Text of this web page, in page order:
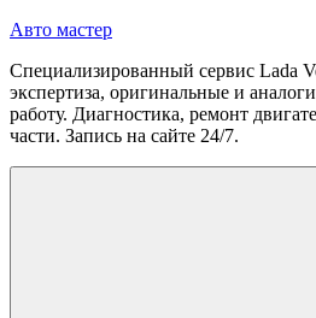
Перейти
содержимому
Авто мастер
Специализированный сервис Lada
экспертиза, оригинальные и
работу. Диагностика, ремонт
части. Запись на сайте 24/7.